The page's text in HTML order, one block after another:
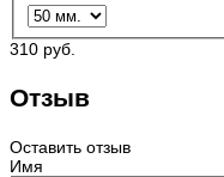
310 руб.
Отзыв
Оставить отзыв
Имя